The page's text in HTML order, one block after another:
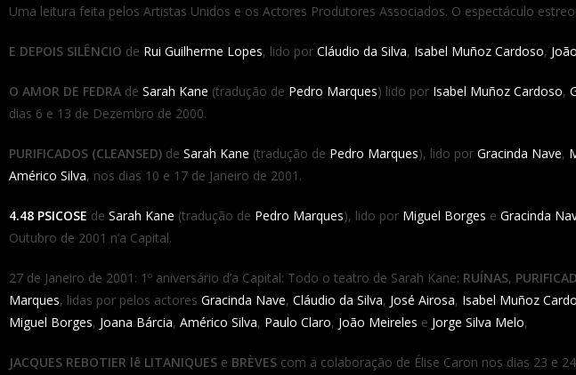
Uma leitura feita pelos Artistas Unidos e os Actores Produtores Associados. O espectáculo
E DEPOIS SILÊNCIO de Rui Guilherme Lopes, lido por Cláudio da Silva, Isabel Muñoz Cardoso,
O AMOR DE FEDRA de Sarah Kane (tradução de Pedro Marques) lido por Isabel Muñoz Cardoso,
dias 6 e 13 de Dezembro de 2000.
PURIFICADOS (CLEANSED) de Sarah Kane (tradução de Pedro Marques), lido por Gracinda Nave,
Américo Silva, nos dias 10 e 17 de Janeiro de 2001.
4.48 PSICOSE de Sarah Kane (tradução de Pedro Marques), lido por Miguel Borges e Gracinda
Outubro de 2001 n’a Capital.
27 de Janeiro de 2001: 1º aniversário d’a Capital: Todo o teatro de Sarah Kane: RUÍNAS,
Marques, lidas por pelos actores Gracinda Nave, Cláudio da Silva, José Airosa, Isabel Muñoz
Miguel Borges, Joana Bárcia, Américo Silva, Paulo Claro, João Meireles e Jorge Silva Melo,
JACQUES REBOTIER lê LITANIQUES e BRÈVES com a colaboração de Élise Caron nos dias 23 e